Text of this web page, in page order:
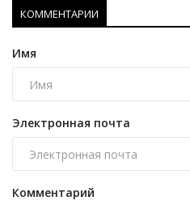
КОММЕНТАРИИ
Имя
Электронная почта
Комментарий